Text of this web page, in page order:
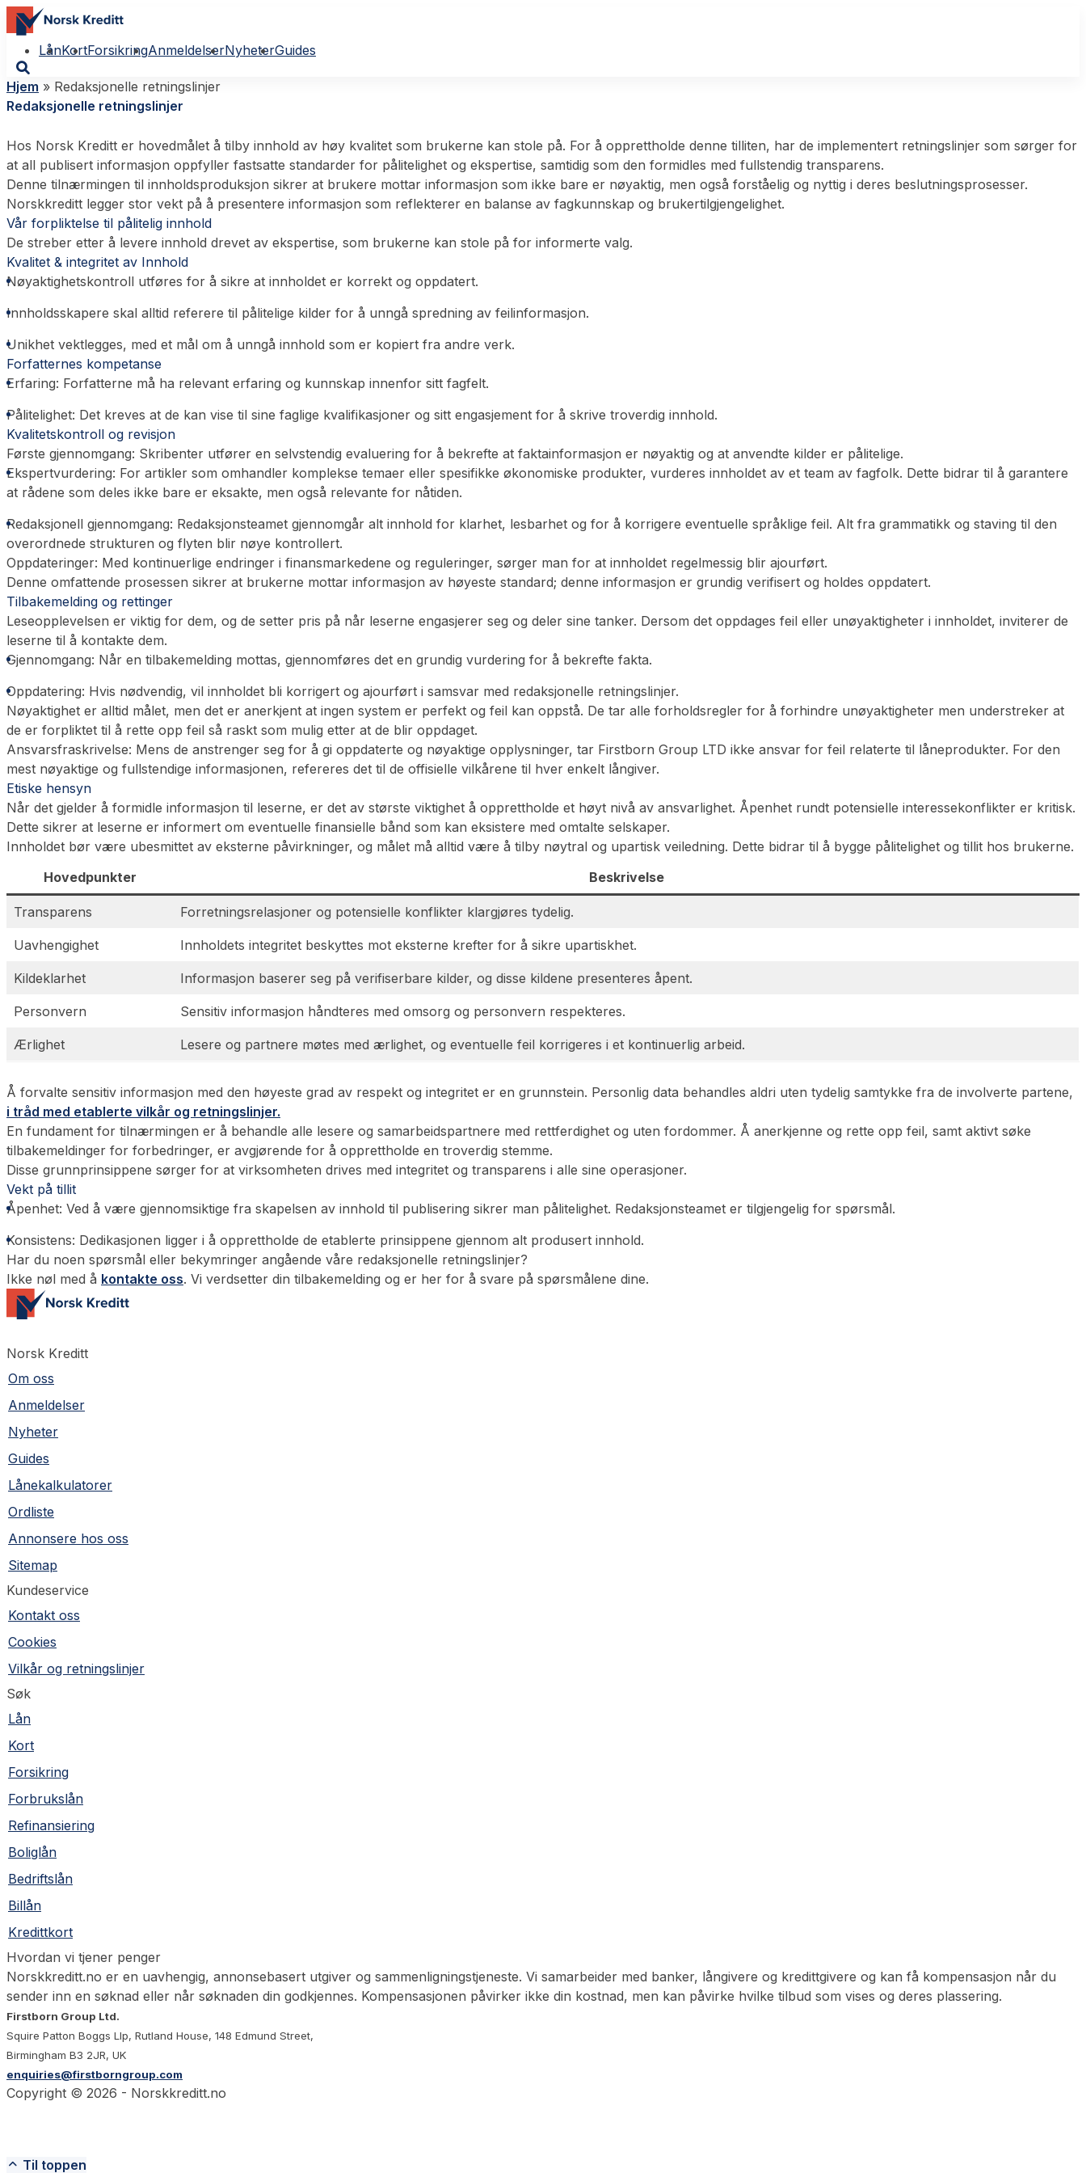
LånKortForsikringAnmeldelserNyheterGuides
Hjem » Redaksjonelle retningslinjer
Redaksjonelle retningslinjer
Hos Norsk Kreditt er hovedmålet å tilby innhold av høy kvalitet som brukerne kan stole på. For å opprettholde denne tilliten, har de implementert retningslinjer som sørger for
at all publisert informasjon oppfyller fastsatte standarder for pålitelighet og ekspertise, samtidig som den formidles med fullstendig transparens.
Denne tilnærmingen til innholdsproduksjon sikrer at brukere mottar informasjon som ikke bare er nøyaktig, men også forståelig og nyttig i deres beslutningsprosesser.
Norskkreditt legger stor vekt på å presentere informasjon som reflekterer en balanse av fagkunnskap og brukertilgjengelighet.
Vår forpliktelse til pålitelig innhold
De streber etter å levere innhold drevet av ekspertise, som brukerne kan stole på for informerte valg.
Kvalitet & integritet av Innhold
Nøyaktighetskontroll utføres for å sikre at innholdet er korrekt og oppdatert.
Innholdsskapere skal alltid referere til pålitelige kilder for å unngå spredning av feilinformasjon.
Unikhet vektlegges, med et mål om å unngå innhold som er kopiert fra andre verk.
Forfatternes kompetanse
Erfaring: Forfatterne må ha relevant erfaring og kunnskap innenfor sitt fagfelt.
Pålitelighet: Det kreves at de kan vise til sine faglige kvalifikasjoner og sitt engasjement for å skrive troverdig innhold.
Kvalitetskontroll og revisjon
Første gjennomgang: Skribenter utfører en selvstendig evaluering for å bekrefte at faktainformasjon er nøyaktig og at anvendte kilder er pålitelige.
Ekspertvurdering: For artikler som omhandler komplekse temaer eller spesifikke økonomiske produkter, vurderes innholdet av et team av fagfolk. Dette bidrar til å garantere
at rådene som deles ikke bare er eksakte, men også relevante for nåtiden.
Redaksjonell gjennomgang: Redaksjonsteamet gjennomgår alt innhold for klarhet, lesbarhet og for å korrigere eventuelle språklige feil. Alt fra grammatikk og staving til den
overordnede strukturen og flyten blir nøye kontrollert.
Oppdateringer: Med kontinuerlige endringer i finansmarkedene og reguleringer, sørger man for at innholdet regelmessig blir ajourført.
Denne omfattende prosessen sikrer at brukerne mottar informasjon av høyeste standard; denne informasjon er grundig verifisert og holdes oppdatert.
Tilbakemelding og rettinger
Leseopplevelsen er viktig for dem, og de setter pris på når leserne engasjerer seg og deler sine tanker. Dersom det oppdages feil eller unøyaktigheter i innholdet, inviterer de
leserne til å kontakte dem.
Gjennomgang: Når en tilbakemelding mottas, gjennomføres det en grundig vurdering for å bekrefte fakta.
Oppdatering: Hvis nødvendig, vil innholdet bli korrigert og ajourført i samsvar med redaksjonelle retningslinjer.
Nøyaktighet er alltid målet, men det er anerkjent at ingen system er perfekt og feil kan oppstå. De tar alle forholdsregler for å forhindre unøyaktigheter men understreker at
de er forpliktet til å rette opp feil så raskt som mulig etter at de blir oppdaget.
Ansvarsfraskrivelse: Mens de anstrenger seg for å gi oppdaterte og nøyaktige opplysninger, tar Firstborn Group LTD ikke ansvar for feil relaterte til låneprodukter. For den
mest nøyaktige og fullstendige informasjonen, refereres det til de offisielle vilkårene til hver enkelt långiver.
Etiske hensyn
Når det gjelder å formidle informasjon til leserne, er det av største viktighet å opprettholde et høyt nivå av ansvarlighet. Åpenhet rundt potensielle interessekonflikter er kritisk.
Dette sikrer at leserne er informert om eventuelle finansielle bånd som kan eksistere med omtalte selskaper.
Innholdet bør være ubesmittet av eksterne påvirkninger, og målet må alltid være å tilby nøytral og upartisk veiledning. Dette bidrar til å bygge pålitelighet og tillit hos brukerne.
Hovedpunkter
Beskrivelse
Transparens Forretningsrelasjoner og potensielle konflikter klargjøres tydelig.
Uavhengighet Innholdets integritet beskyttes mot eksterne krefter for å sikre upartiskhet.
Kildeklarhet Informasjon baserer seg på verifiserbare kilder, og disse kildene presenteres åpent.
Personvern Sensitiv informasjon håndteres med omsorg og personvern respekteres.
Ærlighet Lesere og partnere møtes med ærlighet, og eventuelle feil korrigeres i et kontinuerlig arbeid.
Å forvalte sensitiv informasjon med den høyeste grad av respekt og integritet er en grunnstein. Personlig data behandles aldri uten tydelig samtykke fra de involverte partene,
i tråd med etablerte vilkår og retningslinjer.
En fundament for tilnærmingen er å behandle alle lesere og samarbeidspartnere med rettferdighet og uten fordommer. Å anerkjenne og rette opp feil, samt aktivt søke
tilbakemeldinger for forbedringer, er avgjørende for å opprettholde en troverdig stemme.
Disse grunnprinsippene sørger for at virksomheten drives med integritet og transparens i alle sine operasjoner.
Vekt på tillit
Åpenhet: Ved å være gjennomsiktige fra skapelsen av innhold til publisering sikrer man pålitelighet. Redaksjonsteamet er tilgjengelig for spørsmål.
Konsistens: Dedikasjonen ligger i å opprettholde de etablerte prinsippene gjennom alt produsert innhold.
Har du noen spørsmål eller bekymringer angående våre redaksjonelle retningslinjer?
Ikke nøl med å kontakte oss. Vi verdsetter din tilbakemelding og er her for å svare på spørsmålene dine.
Norsk Kreditt
Om oss
Anmeldelser
Nyheter
Guides
Lånekalkulatorer
Ordliste
Annonsere hos oss
Sitemap
Kundeservice
Kontakt oss
Cookies
Vilkår og retningslinjer
Søk
Lån
Kort
Forsikring
Forbrukslån
Refinansiering
Boliglån
Bedriftslån
Billån
Kredittkort
Hvordan vi tjener penger
Norskkreditt.no er en uavhengig, annonsebasert utgiver og sammenligningstjeneste. Vi samarbeider med banker, långivere og kredittgivere og kan få kompensasjon når du
sender inn en søknad eller når søknaden din godkjennes. Kompensasjonen påvirker ikke din kostnad, men kan påvirke hvilke tilbud som vises og deres plassering.
Firstborn Group Ltd.
Squire Patton Boggs Llp, Rutland House, 148 Edmund Street,
Birmingham B3 2JR, UK
enquiries@firstborngroup.com
Copyright © 2026 - Norskkreditt.no
Til toppen